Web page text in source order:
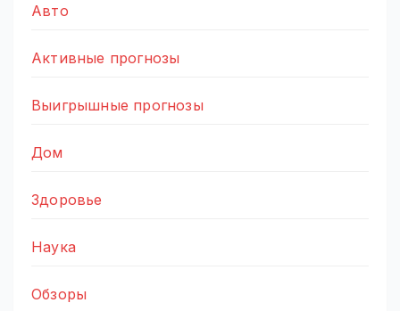
Авто
Активные прогнозы
Выигрышные прогнозы
Дом
Здоровье
Наука
Обзоры